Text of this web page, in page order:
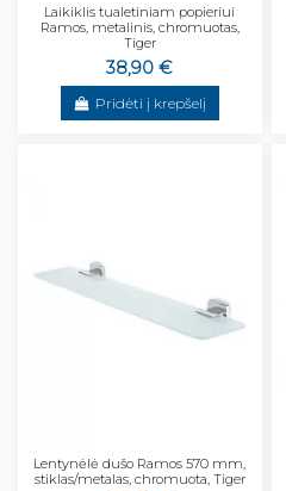
Laikiklis tualetiniam popieriui
Ramos, metalinis, chromuotas,
Tiger
38,90 €
Pridėti į krepšelį
Lentynėlė dušo Ramos 570 mm,
stiklas/metalas, chromuota, Tiger